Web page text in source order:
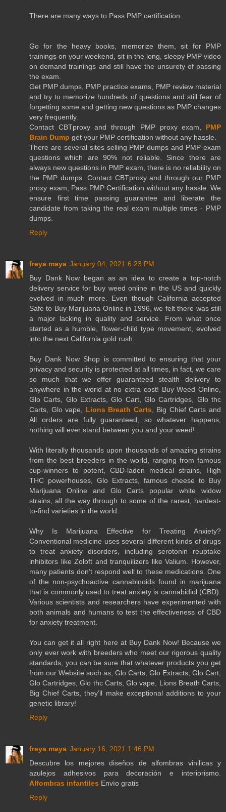
There are many ways to Pass PMP certification.
Go for the heavy books, memorize them, sit for PMP
trainings on your weekend, sit in the long, sleepy PMP video
on demand trainings and still have the unsurety of passing
the exam.
Get PMP dumps, PMP practice exams, PMP review material
and try to memorize hundreds of questions and still fear of
forgetting some and getting new questions as PMP changes
very frequently.
Contact CBTproxy and through PMP proxy exam, PMP
Brain Dump get your PMP certification without any hassle.
There are several sites selling PMP dumps and PMP exam
questions which are 90% not reliable. Since there are
always new questions in PMP exam, there is no reliability on
the PMP dumps. Contact CBTproxy and through our PMP
proxy exam, Pass PMP Certification without any hassle. We
ensure first time passing guarantee and liberate the
candidate from taking the real exam multiple times - PMP
dumps.
Reply
freya maya January 04, 2021 6:23 PM
Buy Dank Now began as an idea to create a top-notch
delivery service for buy weed online in the US and quickly
evolved in much more. Even though California accepted
Safe to Buy Marijuana Online in 1996, we felt there was still
a major lacking in quality and service. From what once
started as a humble, flower-child type movement, evolved
into the next California gold rush.
Buy Dank Now Shop is committed to ensuring that your
privacy and security is protected at all times, in fact, we care
so much that we offer guaranteed stealth delivery to
anywhere in the world at no extra cost! Buy Weed Online,
Glo Carts, Glo Extracts, Glo Cart, Glo Cartridges, Glo thc
Carts, Glo vape, Lions Breath Carts , Big Chief Carts and
All orders are fully guaranteed, so whatever happens,
nothing will ever stand between you and your weed!
With literally thousands upon thousands of amazing strains
from the best breeders in the world, ranging from famous
cup-winners to potent, CBD-laden medical strains, High
THC powerhouses, Glo Extracts, famous cheese to Buy
Marijuana Online and Glo Carts popular white widow
strains, all the way through to some of the rarest, hardest-
to-find varieties in the world.
Why Is Marijuana Effective for Treating Anxiety?
Conventional medicine uses several different kinds of drugs
to treat anxiety disorders, including serotonin reuptake
inhibitors like Zoloft and tranquilizers like Valium. However,
many patients don’t respond well to these medications. One
of the non-psychoactive cannabinoids found in marijuana
that is commonly used to treat anxiety is cannabidiol (CBD).
Various scientists and researchers have experimented with
both animals and humans to test the effectiveness of CBD
for anxiety treatment.
You can get it all right here at Buy Dank Now! Because we
only ever work with breeders who meet our rigorous quality
standards, you can be sure that whatever products you get
from our Website such as, Glo Carts, Glo Extracts, Glo Cart,
Glo Cartridges, Glo thc Carts, Glo vape, Lions Breath Carts,
Big Chief Carts, they’ll make exceptional additions to your
genetic library!
Reply
freya maya January 16, 2021 1:46 PM
Descubre los mejores diseños de alfombras vinilicas y
azulejos adhesivos para decoración e interiorismo.
Alfombras infantiles Envío gratis
Reply